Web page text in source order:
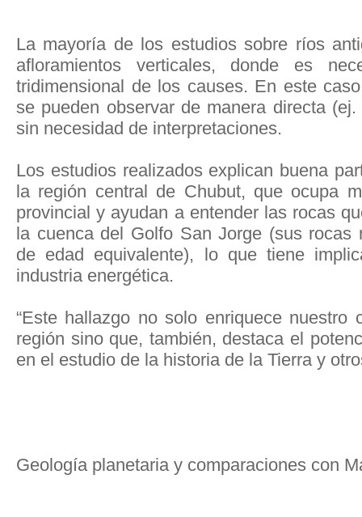
La mayoría de los estudios sobre ríos
afloramientos verticales, donde es
tridimensional de los causes. En este
se pueden observar de manera directa
sin necesidad de interpretaciones.
Los estudios realizados explican buena
la región central de Chubut, que ocupa
provincial y ayudan a entender las rocas
la cuenca del Golfo San Jorge (sus
de edad equivalente), lo que tiene
industria energética.
“Este hallazgo no solo enriquece nuestro
región sino que, también, destaca el
en el estudio de la historia de la Tierra y
Geología planetaria y comparaciones con